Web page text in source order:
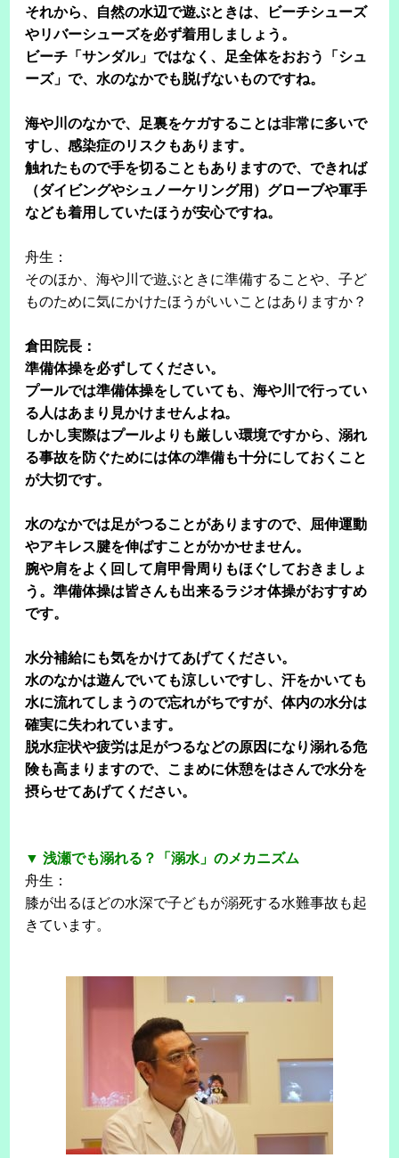
それから、自然の水辺で遊ぶときは、ビーチシューズ
やリバーシューズを必ず着用しましょう。
ビーチ「サンダル」ではなく、足全体をおおう「シュ
ーズ」で、水のなかでも脱げないものですね。
海や川のなかで、足裏をケガすることは非常に多いで
すし、感染症のリスクもあります。
触れたもので手を切ることもありますので、できれば
（ダイビングやシュノーケリング用）グローブや軍手
なども着用していたほうが安心ですね。
舟生：
そのほか、海や川で遊ぶときに準備することや、子ど
ものために気にかけたほうがいいことはありますか？
倉田院長：
準備体操を必ずしてください。
プールでは準備体操をしていても、海や川で行ってい
る人はあまり見かけませんよね。
しかし実際はプールよりも厳しい環境ですから、溺れ
る事故を防ぐためには体の準備も十分にしておくこと
が大切です。
水のなかでは足がつることがありますので、屈伸運動
やアキレス腱を伸ばすことがかかせません。
腕や肩をよく回して肩甲骨周りもほぐしておきましょ
う。準備体操は皆さんも出来るラジオ体操がおすすめ
です。
水分補給にも気をかけてあげてください。
水のなかは遊んでいても涼しいですし、汗をかいても
水に流れてしまうので忘れがちですが、体内の水分は
確実に失われています。
脱水症状や疲労は足がつるなどの原因になり溺れる危
険も高まりますので、こまめに休憩をはさんで水分を
摂らせてあげてください。
▼ 浅瀬でも溺れる？「溺水」のメカニズム
舟生：
膝が出るほどの水深で子どもが溺死する水難事故も起
きています。